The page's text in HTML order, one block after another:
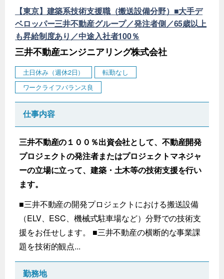
【東京】建築系技術支援職（搬送設備分野）■大手デ
ベロッパー三井不動産グループ／発注者側／65歳以上
も昇給制度あり／中途入社者100％
三井不動産エンジニアリング株式会社
土日休み（週休2日）
転勤なし
ワークライフバランス良
仕事内容
三井不動産の１００％出資会社として、不動産開発
プロジェクトの発注者またはプロジェクトマネジャ
ーの立場に立って、建築・土木等の技術支援を行い
ます。
■三井不動産の開発プロジェクトにおける搬送設備
（ELV、ESC、機械式駐車場など）分野での技術支
援をお任せします。 ■三井不動産の横断的な事業課
題を技術的観点...
勤務地